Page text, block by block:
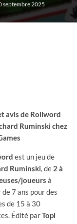
septembre 2025
avis de Rollword
Ruminski chez
est un jeu de
Ruminski, de 2 à
joueurs à
7 ans pour des
de 15 à 30
Édité parTopi